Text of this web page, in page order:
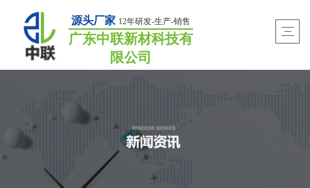
源头厂家 12年研发-生产-销售
广东中联新材科技有
限公司